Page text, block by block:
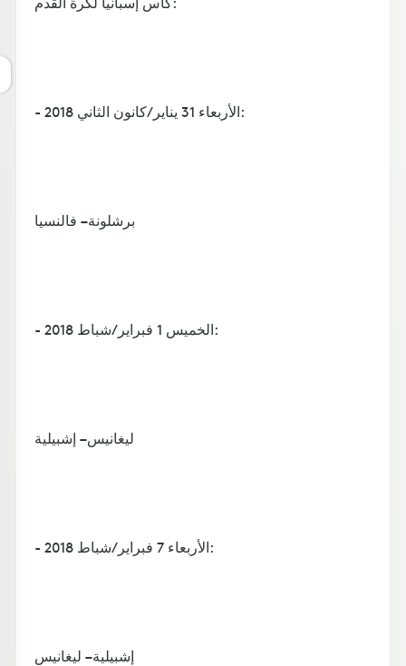
- الأربعاء 31 يناير/كانون الثاني 2018:
برشلونة – فالنسيا
- الخميس 1 فبراير/شباط 2018:
ليغانيس – إشبيلية
- الأربعاء 7 فبراير/شباط 2018:
إشبيلية – ليغانيس